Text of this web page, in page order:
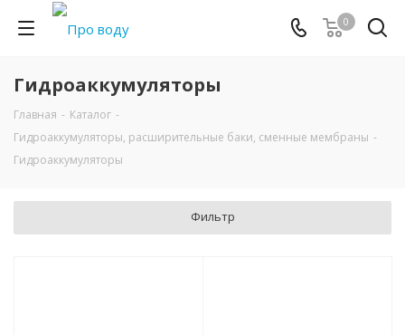
0
Гидроаккумуляторы
Главная - Каталог -
Гидроаккумуляторы, расширительные баки, сменные мембраны -
Гидроаккумуляторы
Фильтр